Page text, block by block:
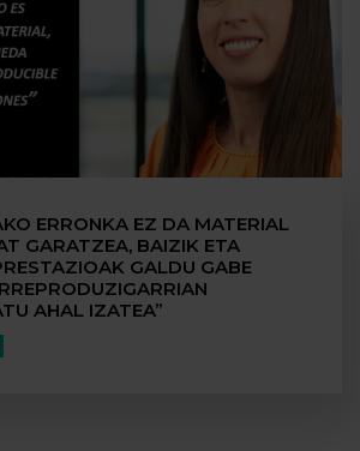
ERRONKA EZ DA MATERIAL
GARATZEA, BAIZIK ETA
GALDU GABE
AHAL IZATEA”